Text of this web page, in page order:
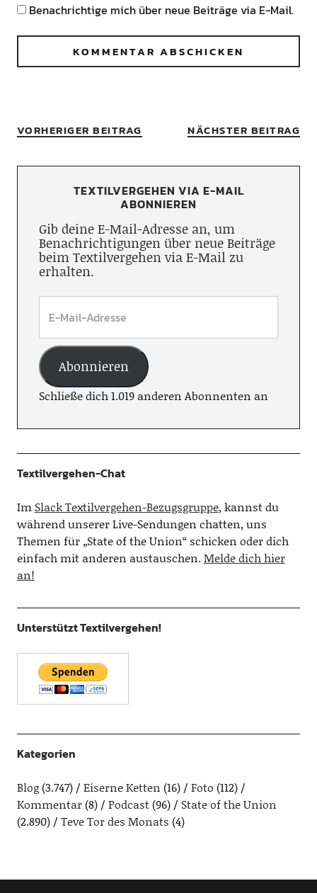
Benachrichtige mich über neue Beiträge via E-Mail.
VORHERIGER BEITRAG NÄCHSTER BEITRAG
TEXTILVERGEHEN VIA E-MAIL
ABONNIEREN
Gib deine E-Mail-Adresse an, um
Benachrichtigungen über neue Beiträge
beim Textilvergehen via E-Mail zu
erhalten.
Abonnieren
Schließe dich 1.019 anderen Abonnenten an
Textilvergehen-Chat
Im Slack Textilvergehen-Bezugsgruppe, kannst du
während unserer Live-Sendungen chatten, uns
Themen für „State of the Union“ schicken oder dich
einfach mit anderen austauschen.Melde dich hier
an!
Unterstützt Textilvergehen!
Kategorien
Blog(3.747) Eiserne Ketten (16) Foto (112)
Kommentar(8) Podcast(96)
State of the Union
(2.890)
Teve Tor des Monats (4)